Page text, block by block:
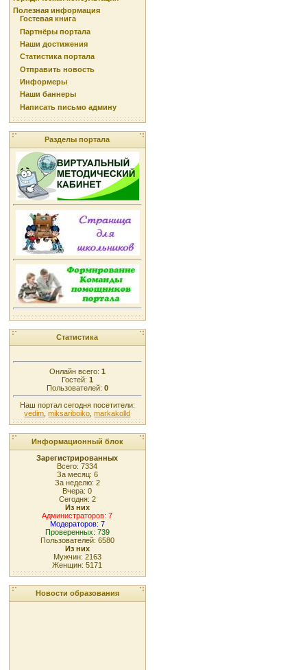
Полезная информация
Гостевая книга
Партнёры портала
Наши достижения
Статистика портала
Отправить новость
Информеры
Наши баннеры
Написать письмо админу
Разделы портала
Статистика
Онлайн всего: 1
Гостей: 1
Пользователей: 0
Наш портал сегодня посетители:
vedim ,miksariboiko ,markakolld
Информационный блок
Зарегистрированных
Всего: 7334
За месяц: 6
За неделю: 2
Вчера: 0
Сегодня: 2
Из них
Администраторов: 7
Модераторов: 7
Проверенных: 739
Пользователей: 6580
Из них
Мужчин: 2163
Женщин: 5171
Новости образования